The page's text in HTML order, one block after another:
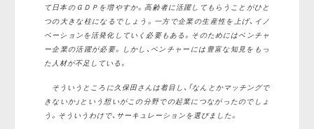
て日本のＧＤＰを増やすか。高齢者に活躍してもらうことがひと
つの大きな柱になるでしょう。一方で企業の生産性を上げ、イノ
ベーションを活発化していく必要もある。そのためにはベンチャ
ー企業の活躍が必要。しかし、ベンチャーには豊富な知見をもっ
た人材が不足している。
そういうところに久保田さんは着目し、「なんとかマッチングで
きないか」という想いがこの分野での起業につながったのでしょ
う。そういうわけで、サーキュレーションを選びました。